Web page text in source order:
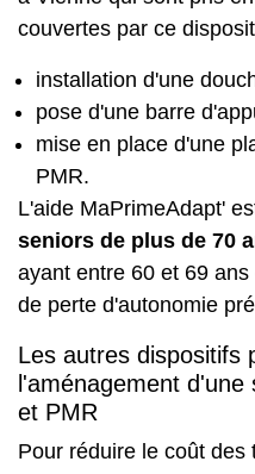
couvertes par ce
installation d'une
pose d'une barre
mise en place d'une
PMR.
L'aide MaPrimeAdapt'
seniors de plus de 70
ayant entre 60 et 69
de perte d'autonomie
Les autres dispositifs
l'aménagement
et PMR
Pour réduire le coût